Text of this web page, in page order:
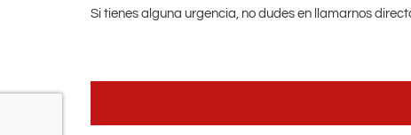
Si tienes alguna urgencia, no dudes en llamarnos